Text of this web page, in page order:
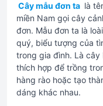
Cây mẫu đơn ta là
miền Nam gọi cây
đơn. Mẫu đơn ta là
quý, biểu tượng của
trong gia đình. Là cây
thích hợp để trồng
hàng rào hoặc tạo
dáng khác nhau.